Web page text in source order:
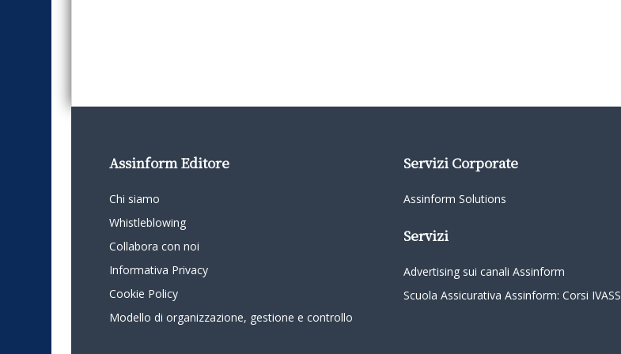
Assinform Editore
Chi siamo
Whistleblowing
Collabora con noi
Informativa Privacy
Cookie Policy
Modello di organizzazione, gestione e controllo
Servizi Corporate
Assinform Solutions
Servizi
Advertising sui canali Assinform
Scuola Assicurativa Assinform: Corsi IVASS